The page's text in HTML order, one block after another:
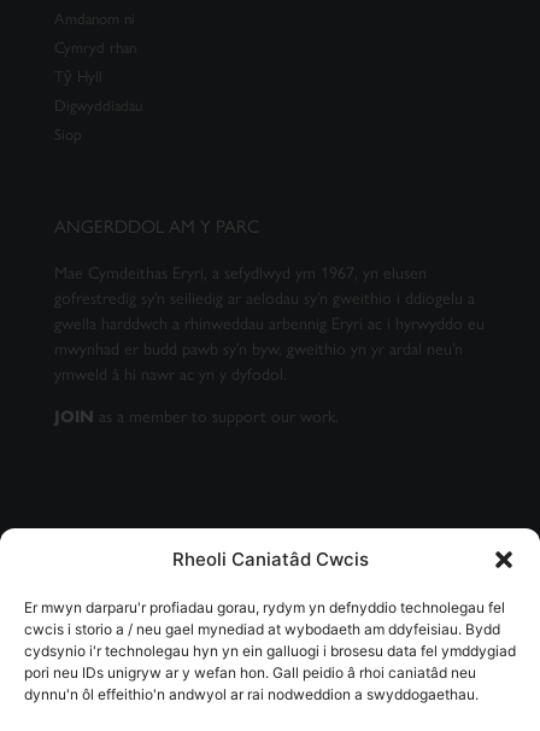
Rheoli Caniatâd Cwcis
Er mwyn darparu'r profiadau gorau, rydym yn defnyddio technolegau fel
cwcis i storio a / neu gael mynediad at wybodaeth am ddyfeisiau. Bydd
cydsynio i'r technolegau hyn yn ein galluogi i brosesu data fel ymddygiad
pori neu IDs unigryw ar y wefan hon. Gall peidio â rhoi caniatâd neu
dynnu'n ôl effeithio'n andwyol ar rai nodweddion a swyddogaethau.
Amdanom ni
Cymryd rhan
Tŷ Hyll
Digwyddiadau
Siop
ANGERDDOL AM Y PARC
Mae Cymdeithas Eryri, a sefydlwyd ym 1967, yn elusen
gofrestredig sy’n seiliedig ar aelodau sy’n gweithio i ddiogelu a
gwella harddwch a rhinweddau arbennig Eryri ac i hyrwyddo eu
mwynhad er budd pawb sy’n byw, gweithio yn yr ardal neu’n
ymweld â hi nawr ac yn y dyfodol.
JOIN as a member to support our work.